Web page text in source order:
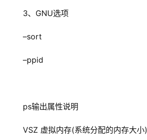
3、GNU选项
–sort
–ppid
ps输出属性说明
VSZ 虚拟内存(系统分配的内存大小)